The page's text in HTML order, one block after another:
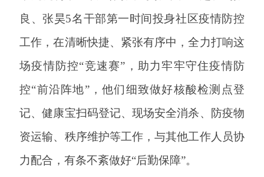
良、张昊5名干部第一时间投身社区疫情防控
工作，在清晰快捷、紧张有序中，全力打响这
场疫情防控“竞速赛”，助力牢牢守住疫情防
控“前沿阵地”，他们细致做好核酸检测点登
记、健康宝扫码登记、现场安全消杀、防疫物
资运输、秩序维护等工作，与其他工作人员协
力配合，有条不紊做好“后勤保障”。